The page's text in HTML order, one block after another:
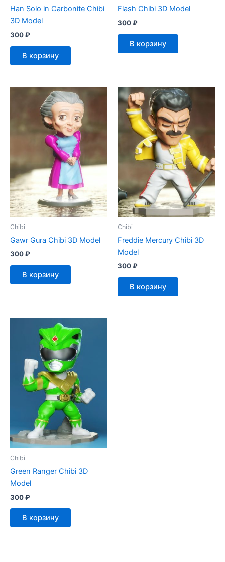
Han Solo in Carbonite Chibi
3D Model
300₽
В корзину
Flash Chibi 3D Model
300₽
В корзину
Chibi
Gawr Gura Chibi 3D Model
300₽
В корзину
Chibi
Freddie Mercury Chibi 3D
Model
300₽
В корзину
Chibi
Green Ranger Chibi 3D
Model
300₽
В корзину